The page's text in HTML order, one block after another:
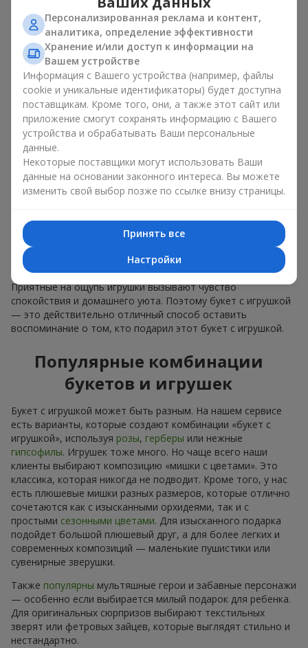
для любимых женщин , и даже
работев определенных случаях. Такой подарок
подчеркивает искреннюю заботу, уют и желание сделать
человеку приятно. Наflowers.ua можно найти
разнообразные предложения на любой вкус и бюджет,
чтобы сделать подарок в г. Ярмолинцы незабываемым.
Как мягкая игрушка
подчеркивает эмоции вместе
Букет с игрушкой — универсальное и всегда удачное
решение. Такое сочетание удваивает эмоции и позволяет
попадает в поле зрения. Вместе букет с игрушкой
работают идеально. Цветы и игрушка создают баланс
между красотой и нежностью, а также оставляют
приятный подарок на долгие годы.
Приятные на ощупь игрушки вызывают чувство
спокойствия и домашнего уюта. Поэтому букет с игрушкой
— это действительно отличный способ оставить
воспоминание о том, кто подарил этот букет с игрушкой.
Популярные комбинации
букетов и игрушек
Букет с игрушкой может быть разным. На нашем сервисе
есть варианты, которые создают комбинации «букет с
игрушкой», используя розы, герберы или нежные
гипсофилы. Игрушек тоже много. Но чаще всего наши
клиенты выбирают композицию «мишки с цветами». Это
классика, которая никогда не подводит. Кроме того, у нас
есть плюшевые мишки разных размеров, которые отлично
сочетаются как с изысканными орхидеями, так и с
простыми сезонными цветами. Для изысканного подарка
подойдет большой плюшевый друг, а для более легких и
современных композиций — маленькие пушистики или
сувенирные зверушки.
Также популярны мультяшные герои и забавные персонажи
— особенно если выбирается милый подарок для ребенка.
Для оригинальных сюрпризов выбирают текстильных
зверят или фетровых зайцев, которые выглядят стильно и
нестандартно.
Персонализированная реклама и контент,
аналитика, определение эффективности
Хранение и/или доступ к информации на
Вашем устройстве
Информация с Вашего устройства (например, файлы
cookie и уникальные идентификаторы) будет доступна
поставщикам. Кроме того, они, а также этот сайт или
приложение смогут сохранять информацию с Вашего
устройства и обрабатывать Ваши персональные
данные.
Некоторые поставщики могут использовать Ваши
данные на основании законного интереса. Вы можете
изменить свой выбор позже по ссылке внизу страницы.
Принять все
Настройки